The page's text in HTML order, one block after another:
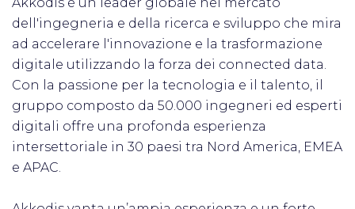
dell'ingegneria e della ricerca e sviluppo che mira
ad accelerare l'innovazione e la trasformazione
digitale utilizzando la forza dei connected data.
Con la passione per la tecnologia e il talento, il
gruppo composto da 50.000 ingegneri ed esperti
digitali offre una profonda esperienza
intersettoriale in 30 paesi tra Nord America, EMEA
e APAC.